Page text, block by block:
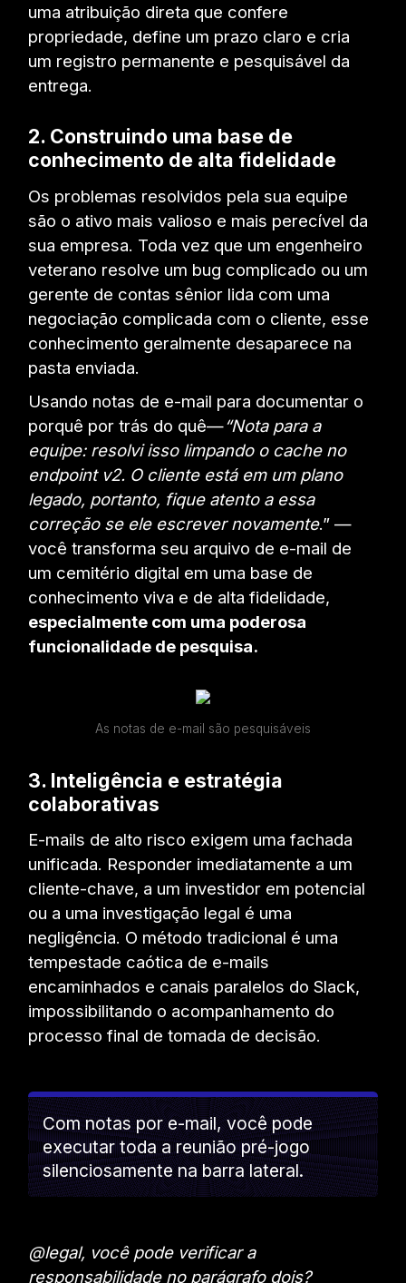
uma atribuição direta que confere
propriedade, define um prazo claro e cria
um registro permanente e pesquisável da
entrega.
2. Construindo uma base de
conhecimento de alta fidelidade
Os problemas resolvidos pela sua equipe
são o ativo mais valioso e mais perecível da
sua empresa. Toda vez que um engenheiro
veterano resolve um bug complicado ou um
gerente de contas sênior lida com uma
negociação complicada com o cliente, esse
conhecimento geralmente desaparece na
pasta enviada.
Usando notas de e-mail para documentar o
porquê por trás do quê—“Nota para a
equipe: resolvi isso limpando o cache no
endpoint v2. O cliente está em um plano
legado, portanto, fique atento a essa
correção se ele escrever novamente.” —
você transforma seu arquivo de e-mail de
um cemitério digital em uma base de
conhecimento viva e de alta fidelidade,
especialmente com uma poderosa
funcionalidade de pesquisa.
As notas de e-mail são pesquisáveis
3. Inteligência e estratégia
colaborativas
E-mails de alto risco exigem uma fachada
unificada. Responder imediatamente a um
cliente-chave, a um investidor em potencial
ou a uma investigação legal é uma
negligência. O método tradicional é uma
tempestade caótica de e-mails
encaminhados e canais paralelos do Slack,
impossibilitando o acompanhamento do
processo final de tomada de decisão.
Com notas por e-mail, você pode
executar toda a reunião pré-jogo
silenciosamente na barra lateral.
@legal, você pode verificar a
responsabilidade no parágrafo dois?